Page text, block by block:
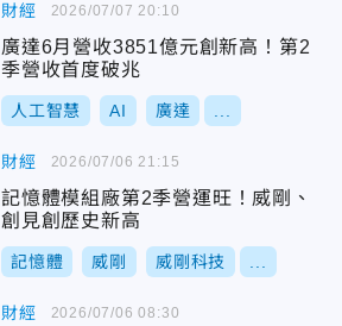
財經
廣達6月營收3851億元創新高！第2
季營收首度破兆
人工智慧 AI 廣達
2026/07/07 20:10
財經
記憶體模組廠第2季營運旺！威剛、
創見創歷史新高
記憶體 威剛 威剛科技
2026/07/06 21:15
財經 2026/07/06 08:30